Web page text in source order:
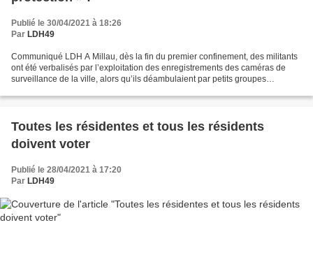
Publié le 30/04/2021 à 18:26
Par LDH49
Communiqué LDH A Millau, dès la fin du premier confinement, des militants
ont été verbalisés par l’exploitation des enregistrements des caméras de
surveillance de la ville, alors qu’ils déambulaient par petits groupes
Toutes les résidentes et tous les résidents
doivent voter
Publié le 28/04/2021 à 17:20
Par LDH49